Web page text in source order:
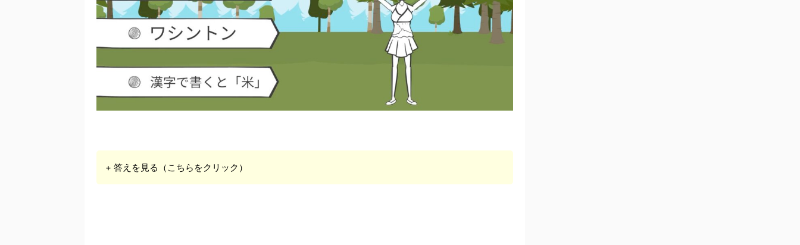
+ 答えを見る（こちらをクリック）